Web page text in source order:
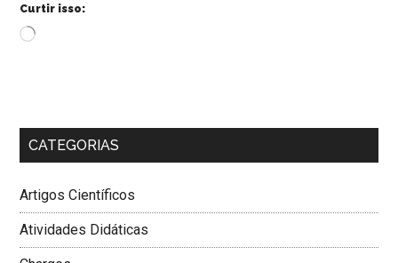
Curtir isso:
Carregando...
CATEGORIAS
Artigos Científicos
Atividades Didáticas